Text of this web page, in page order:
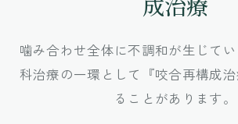
噛み合わせ全体に不調和が生じて
科治療の一環として『咬合再構成
ることがあります。